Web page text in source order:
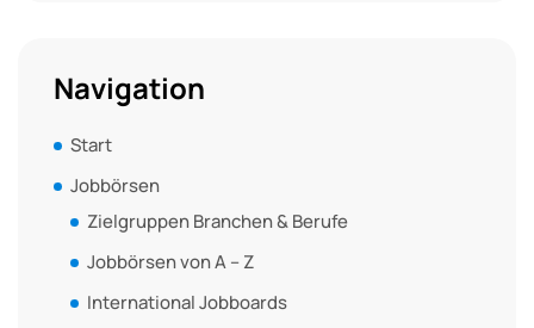
Navigation
Start
Jobbörsen
Zielgruppen Branchen & Berufe
Jobbörsen von A – Z
International Jobboards